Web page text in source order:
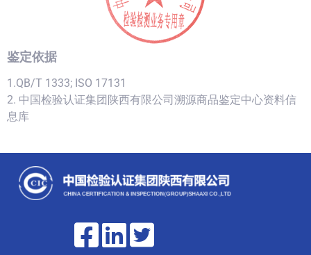
鉴定依据
1.QB/T 1333; ISO 17131
2. 中国检验认证集团陕西有限公司溯源商品鉴定中心资料信
息库